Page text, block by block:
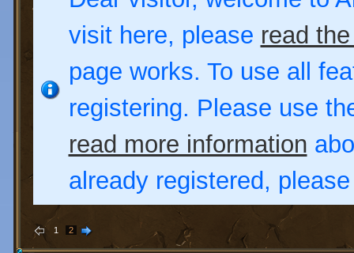
visit here, please read
page works. To use all
registering. Please use
read more information
already registered,
1 2